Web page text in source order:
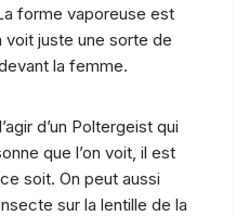
forme vaporeuse est
juste une sorte de
la femme.
d’un Poltergeist qui
que l’on voit, il est
soit. On peut aussi
sur la lentille de la